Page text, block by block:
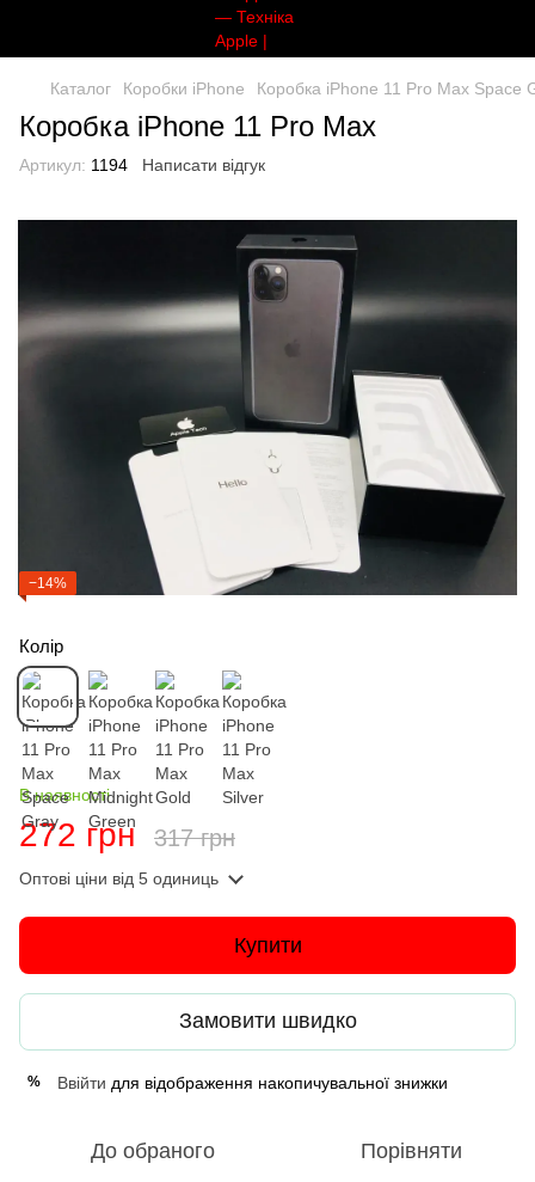
Каталог Коробки iPhone Коробка iPhone 11 Pro Max Space
Коробка iPhone 11 Pro Max
Артикул: 1194 Написати відгук
−14%
Колір
В наявності
272 грн 317 грн
Оптові ціни від 5 одиниць
Купити
Замовити швидко
% Ввійти для відображення накопичувальної знижки
До обраного Порівняти